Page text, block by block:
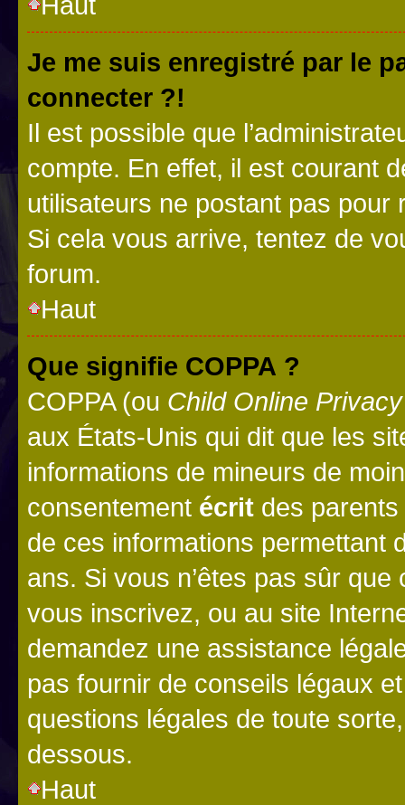
Je me suis enregistré par le
connecter ?!
Il est possible que
compte. En effet, il est courant
utilisateurs ne postant pas pour
Si cela vous arrive, tentez de
forum.
Haut
Que signifie COPPA ?
COPPA (ou Child Online
aux États-Unis qui dit que les
informations de mineurs de
consentement écrit des parents
de ces informations permettant
ans. Si vous n’êtes pas sûr
vous inscrivez, ou au site
demandez une assistance
pas fournir de conseils légaux
questions légales de toute
dessous.
Haut